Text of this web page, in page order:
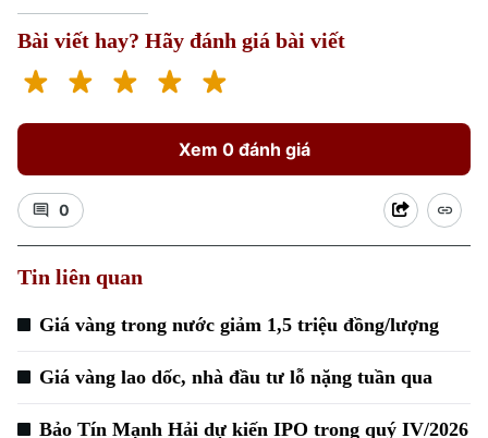
Xu hướng
Bài viết hay? Hãy đánh giá bài viết
Xem 0 đánh giá
0
Tin liên quan
Giá vàng trong nước giảm 1,5 triệu đồng/lượng
Giá vàng lao dốc, nhà đầu tư lỗ nặng tuần qua
Bảo Tín Mạnh Hải dự kiến IPO trong quý IV/2026